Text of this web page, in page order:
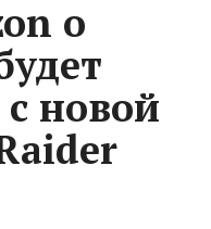
о
с новой